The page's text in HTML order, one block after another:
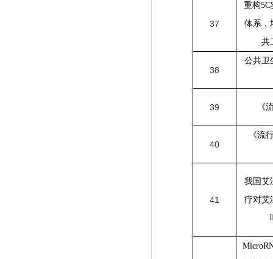
37
重构5C
体系，
共
38
公共卫
39 《
40
《流
41
我国艾
疗对艾